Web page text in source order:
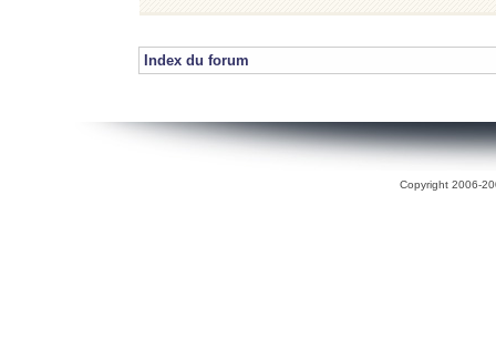
Index du forum
Copyright 2006-